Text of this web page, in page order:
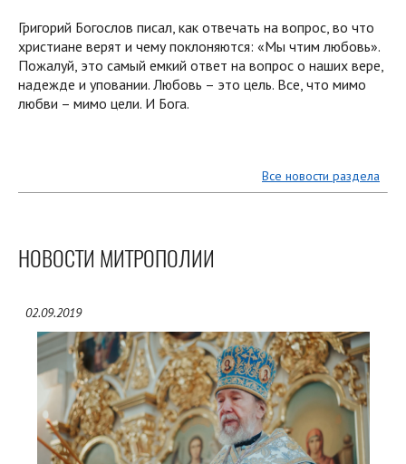
Григорий Богослов писал, как отвечать на вопрос, во что
христиане верят и чему поклоняются: «Мы чтим любовь».
Пожалуй, это самый емкий ответ на вопрос о наших вере,
надежде и уповании. Любовь – это цель. Все, что мимо
любви – мимо цели. И Бога.
Все новости раздела
НОВОСТИ МИТРОПОЛИИ
02.09.2019